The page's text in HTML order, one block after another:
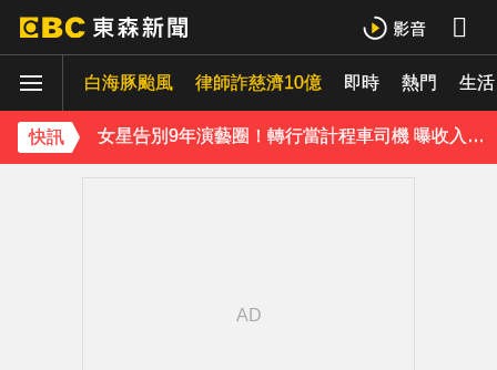
白海豚颱風 律師詐慈濟10億 即時 熱門 生活
快訊
泰男團Dragon 5男星爆死訊！騎單車離家失聯 陳屍河中驚見「20公斤重物」
女星告別9年演藝圈！轉行當計程車司機 曝收入：比演員賺更多
蔡阿嘎陷爭議！蘿拉神隱19個月首發文 遭酸「詐騙集團回歸」回應了